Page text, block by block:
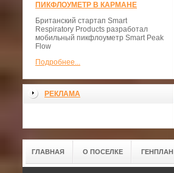
ПИКФЛОУМЕТР В КАРМАНЕ
Британский стартап Smart
Respiratory Products разработал
мобильный пикфлоуметр Smart Peak
Flow
Подробнее...
РЕКЛАМА
ГЛАВНАЯ О ПОСЕЛКЕ ГЕНПЛАН